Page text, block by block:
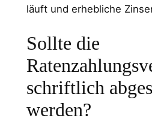
läuft und erhebliche
Sollte die
schriftlich
werden?